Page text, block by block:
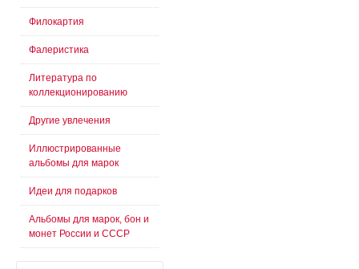
Филокартия
Фалеристика
Литература по
коллекционированию
Другие увлечения
Иллюстрированные
альбомы для марок
Идеи для подарков
Альбомы для марок, бон и
монет России и СССР